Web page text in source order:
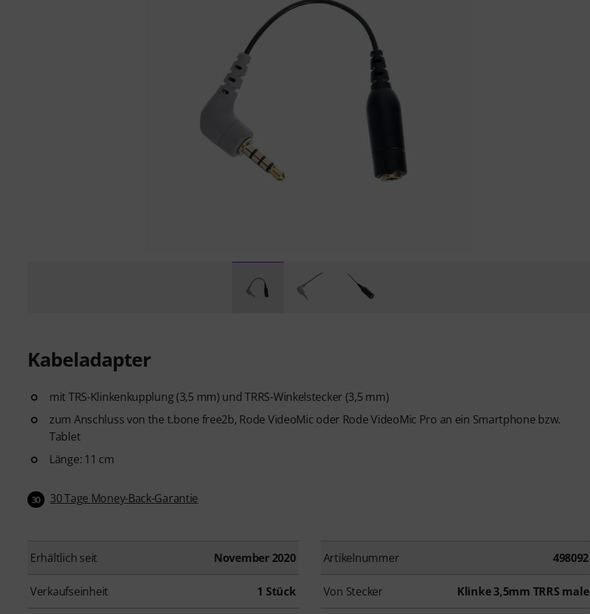
Kabeladapter
mit TRS-Klinkenkupplung (3,5 mm) und TRRS-Winkelstecker (3,5 mm)
zum Anschluss von the t.bone free2b, Rode VideoMic oder Rode VideoMic Pro an ein Smartphone bzw.
Tablet
Länge: 11 cm
30 30 Tage Money-Back-Garantie
Erhältlich seit November 2020 Artikelnummer 498092
Verkaufseinheit 1 Stück Von Stecker Klinke 3,5mm TRRS male